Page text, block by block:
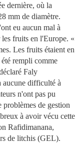
dernière, où la
mm de diamètre.
eu aucun mal à
fruits en l'Europe. «
Les fruits étaient en
rempli comme
Faly
aucune difficulté à
n'ont pas pu
problèmes de gestion
à avoir vécu cette
Rafidimanana,
de litchis (GEL).